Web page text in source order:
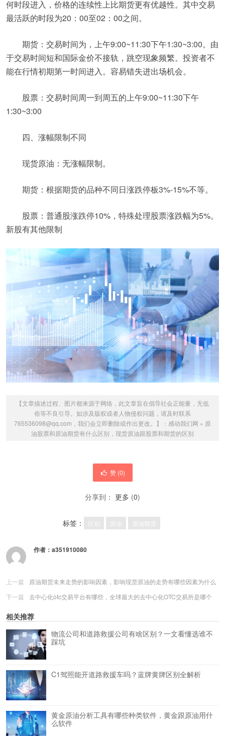
何时段进入，价格的连续性上比期货更有优越性。其中交易
最活跃的时段为20：00至02：00之间。
期货：交易时间为，上午9:00~11:30下午1:30~3:00。由
于交易时间短和国际金价不接轨，跳空现象频繁。投资者不
能在行情初期第一时间进入。容易错失进出场机会。
股票：交易时间周一到周五的上午9:00~11:30下午
1:30~3:00
四、涨幅限制不同
现货原油：无涨幅限制。
期货：根据期货的品种不同日涨跌停板3%-15%不等。
股票：普通股涨跌停10%，特殊处理股票涨跌幅为5%。
新股有其他限制
【文章描述过程、图片都来源于网络，此文章旨在倡导社会正能量，无低
俗等不良引导。如涉及版权或者人物侵权问题，请及时联系
765536098@qq.com，我们会立即删除或作出更改。】： 感动我们网 » 原
油股票和原油期货有什么区别，现货原油跟股票和期货的区别
赞 (0)
分享到： 更多 (0)
标签： 区别
作者： a351910080
上一篇
原油期货未来走势的影响因素，影响现货原油的走势有哪些因素为什么
下一篇
去中心化otc交易平台有哪些，全球最大的去中心化OTC交易所是哪个
相关推荐
物流公司和道路救援公司有啥区别？一文看懂选谁不
踩坑
C1驾照能开道路救援车吗？蓝牌黄牌区别全解析
黄金原油分析工具有哪些种类软件，黄金跟原油用什
么软件